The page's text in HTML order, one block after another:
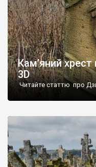
Кам’яний хрест
3D
Читайте статтю про